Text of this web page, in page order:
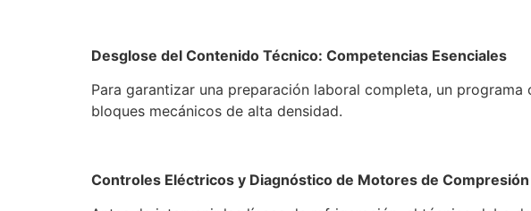
Desglose del Contenido Técnico: Competencias Esenciales
Para garantizar una preparación laboral completa, un
bloques mecánicos de alta densidad.
Controles Eléctricos y Diagnóstico de Motores de Compresión